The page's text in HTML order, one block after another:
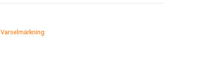
Varselmärkning